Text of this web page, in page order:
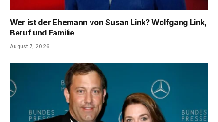
Wer ist der Ehemann von Susan Link? Wolfgang Link,
Beruf und Familie
August 7, 2026